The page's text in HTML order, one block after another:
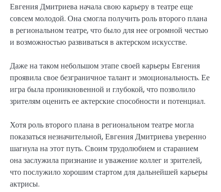
Евгения Дмитриева начала свою карьеру в театре еще
совсем молодой. Она смогла получить роль второго плана
в региональном театре, что было для нее огромной честью
и возможностью развиваться в актерском искусстве.
Даже на таком небольшом этапе своей карьеры Евгения
проявила свое безграничное талант и эмоциональность. Ее
игра была проникновенной и глубокой, что позволило
зрителям оценить ее актерские способности и потенциал.
Хотя роль второго плана в региональном театре могла
показаться незначительной, Евгения Дмитриева уверенно
шагнула на этот путь. Своим трудолюбием и старанием
она заслужила признание и уважение коллег и зрителей,
что послужило хорошим стартом для дальнейшей карьеры
актрисы.